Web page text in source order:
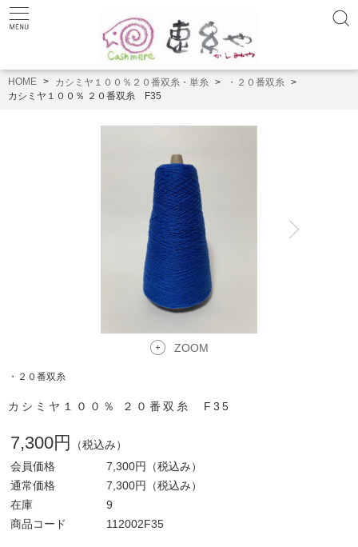
HOME カシミヤ１００％２０番双糸・単糸
・２０番双糸
カシミヤ１００％ ２０番双糸 F35
ZOOM
・２０番双糸
カシミヤ１００％ ２０番双糸 F35
7,300円
（税込み）
会員価格
7,300円
（税込み）
通常価格
7,300円
（税込み）
在庫
9
商品コード
112002F35